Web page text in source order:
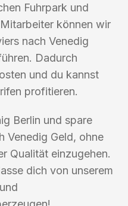
Fuhrpark und
können wir
nach Venedig
Dadurch
und du kannst
profitieren.
Berlin und spare
Venedig Geld, ohne
Qualität einzugehen.
dich von unserem